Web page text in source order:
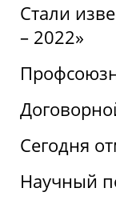
Стали
– 2022»
Сегодня
Научный